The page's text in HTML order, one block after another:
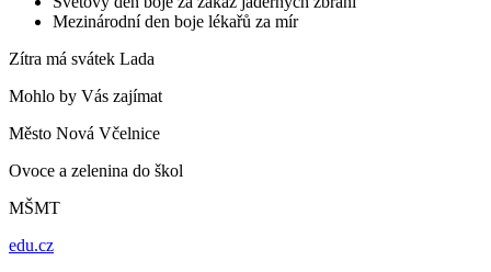
Mezinárodní den boje lékařů za mír
Zítra má svátek Lada
Mohlo by Vás zajímat
Město Nová Včelnice
Ovoce a zelenina do škol
MŠMT
edu.cz